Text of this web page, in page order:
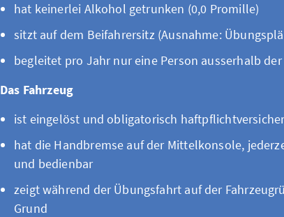
hat keinerlei Alkohol getrunken (0,0 Promille)
sitzt auf dem Beifahrersitz (Ausnahme:
begleitet pro Jahr nur eine Person ausserhalb
Das Fahrzeug
ist eingelöst und obligatorisch
hat die Handbremse auf der Mittelkonsole,
und bedienbar
zeigt während der Übungsfahrt auf der
Grund